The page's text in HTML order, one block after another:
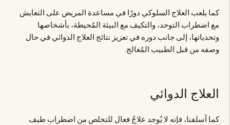
كما يلعب العلاج السلوكي دورًا في مساعدة المريض على التعايش
مع اضطراب التوحد، والتكيف مع البيئة المُحيطة، بأشخاصها
وتحدياتها، إلى جانب دوره في تعزيز نتائج العلاج الدوائي في حال
وصفه من قبل الطبيب المُعالج.
العلاج الدوائي
كما أسلفنا، فإنه لا يُوجد علاجٌ فعال للتخلص من اضطراب طيف